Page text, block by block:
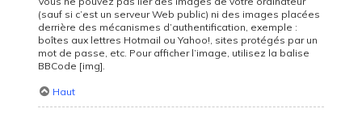
(sauf si c’est un serveur Web public) ni des images placées
derrière des mécanismes d’authentification, exemple :
boîtes aux lettres Hotmail ou Yahoo!, sites protégés par un
mot de passe, etc. Pour afficher l’image, utilisez la balise
BBCode [img].
Haut